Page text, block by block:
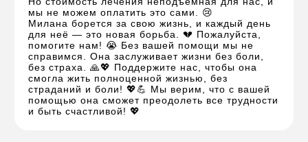
мы не можем оплатить это сами. 😢
Милана борется за свою жизнь, и каждый день
для неё — это новая борьба. 💔 Пожалуйста,
помогите нам! 😭 Без вашей помощи мы не
справимся. Она заслуживает жизни без боли,
без страха. 🙏💖 Поддержите нас, чтобы она
смогла жить полноценной жизнью, без
страданий и боли! 💖💪 Мы верим, что с вашей
помощью она сможет преодолеть все трудности
и быть счастливой! 💖